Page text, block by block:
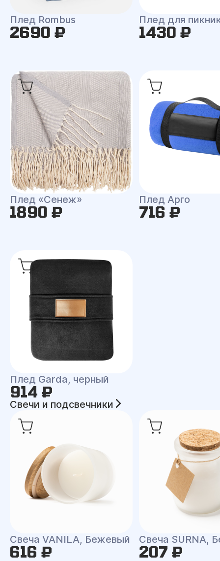
Плед Rombus
2690 ₽
Плед для
1430 ₽
Плед «Сенеж»
1890 ₽
Плед Арго
716 ₽
Плед Garda, черный
914 ₽
Свечи и подсвечники
Свеча VANILA, Бежевый
616 ₽
Свеча SURNA,
207 ₽